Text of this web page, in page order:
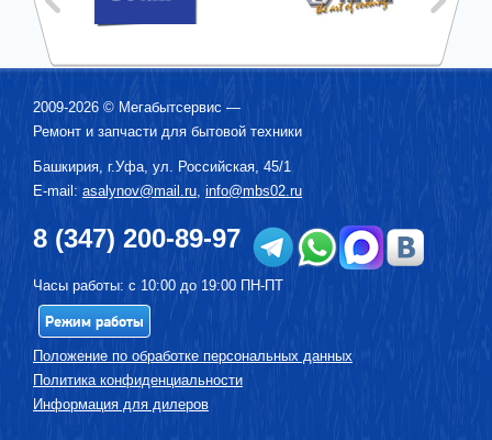
2009-2026 © Мегабытсервис —
Ремонт и запчасти для бытовой техники
Башкирия, г.Уфа, ул. Российская, 45/1
E-mail: asalynov@mail.ru, info@mbs02.ru
8 (347) 200-89-97
Часы работы: с 10:00 до 19:00 ПН-ПТ
Режим работы
Положение по обработке персональных данных
Политика конфиденциальности
Информация для дилеров